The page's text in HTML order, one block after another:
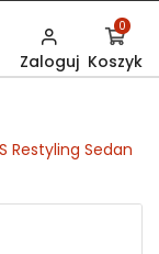
Zaloguj Koszyk
0
Restyling Sedan